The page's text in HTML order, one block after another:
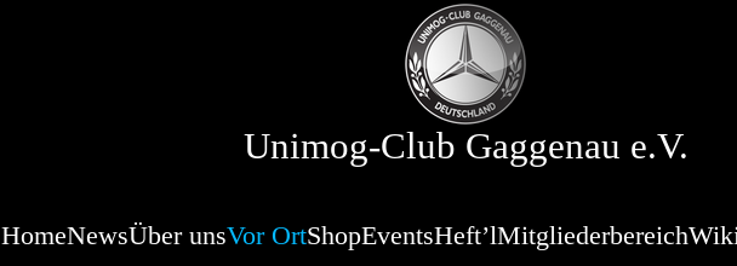
Unimog-Club Gaggenau e.V.
HomeNewsÜber unsVor OrtShopEventsHeft’lMitgliederbereich